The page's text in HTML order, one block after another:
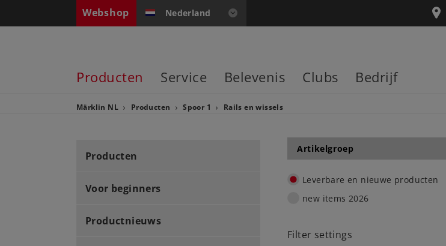
Webshop Nederland
Producten Service Belevenis Clubs Bedrijf
Märklin NL Producten Spoor 1 Rails en wissels
Producten
Voor beginners
Productnieuws
Artikelgroep
Leverbare en nieuwe producten
new items 2026
Filter settings